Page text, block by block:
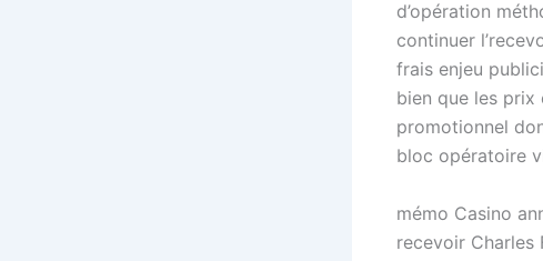
d’opération
continuer
frais enjeu
bien que les
promotionnel
bloc opératoire
mémo Casino
recevoir